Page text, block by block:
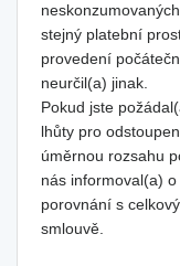
stejný platební
provedení
neurčil(a) jinak.
Pokud jste
lhůty pro
úměrnou rozsahu
nás informoval(a)
porovnání s
smlouvě.